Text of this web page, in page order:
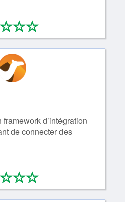
***
0/4
d’intégration
de connecter des
***
0/4